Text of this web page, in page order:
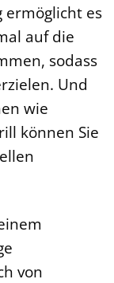
ermöglicht es
auf die
sodass
Und
wie
können Sie
von